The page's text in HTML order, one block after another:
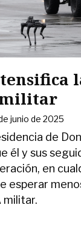
junio de 2025
de
él y sus
en
esperar
militar.